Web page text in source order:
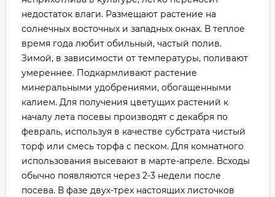
недостаток влаги. Размещают растение на
солнечных восточных и западных окнах. В теплое
время года любит обильный, частый полив.
Зимой, в зависимости от температуры, поливают
умереннее. Подкармливают растение
минеральными удобрениями, обогащенными
калием. Для получения цветущих растений к
началу лета посевы производят с декабря по
февраль, используя в качестве субстрата чистый
торф или смесь торфа с песком. Для комнатного
использования высевают в марте-апреле. Всходы
обычно появляются через 2-3 недели после
посева. В фазе двух-трех настоящих листочков